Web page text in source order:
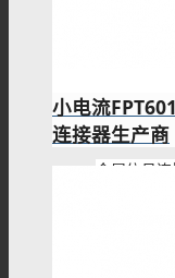
金属信号
小电流
连接器生产商